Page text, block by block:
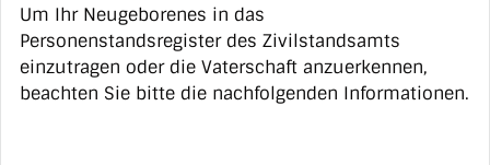
Um Ihr Neugeborenes in das
Personenstandsregister des Zivilstandsamts
einzutragen oder die Vaterschaft anzuerkennen,
beachten Sie bitte die nachfolgenden Informationen.